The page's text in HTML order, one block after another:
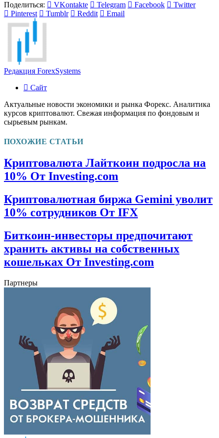
Поделиться:
VKontakte Telegram Facebook
Twitter
Pinterest
Tumblr Reddit Email
Редакция ForexSystems
Сайт
Актуальные новости экономики и рынка Форекс. Аналитика
курсов криптовалют. Свежая информация по фондовым и
сырьевым рынкам.
ПОХОЖИЕ СТАТЬИ
Криптовалюта Лайткоин подросла на
10% От Investing.com
Криптовалютная биржа Gemini уволит
10% сотрудников От IFX
Биткоин-инвесторы предпочитают
хранить активы на собственных
кошельках От Investing.com
Партнеры